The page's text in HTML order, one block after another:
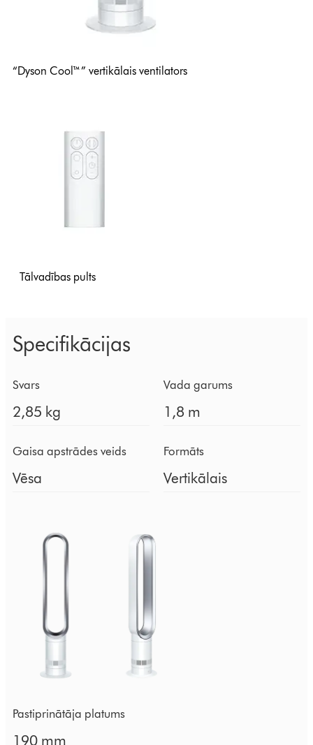
“Dyson Cool™” vertikālais ventilators
Tālvadības pults
Specifikācijas
Svars
2,85 kg
Vada garums
1,8 m
Gaisa apstrādes veids
Vēsa
Formāts
Vertikālais
Pastiprinātāja platums
190 mm